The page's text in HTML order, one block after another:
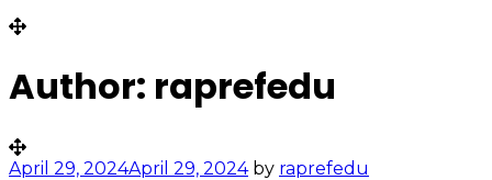
Author: raprefedu
April 29, 2024April 29, 2024by raprefedu